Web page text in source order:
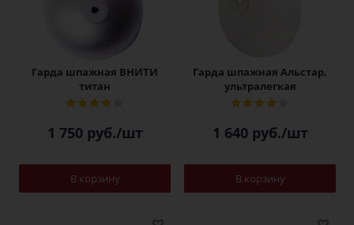
Гарда шпажная ВНИТИ
титан
1 750руб./шт
В корзину
Гарда шпажная Альстар,
ультралегкая
1 640руб./шт
В корзину